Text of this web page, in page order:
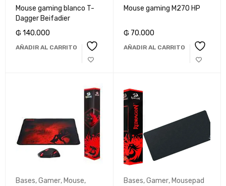
Mouse gaming blanco T-
Dagger Beifadier
₲ 140.000
AÑADIR AL CARRITO
Mouse gaming M270 HP
₲ 70.000
AÑADIR AL CARRITO
Bases,Gamer, Mouse,
Bases,Gamer, Mousepad